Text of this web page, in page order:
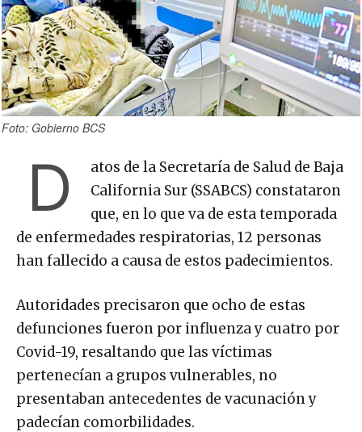
Foto: Gobierno BCS
D
atos de la Secretaría de Salud de Baja
California Sur (SSABCS) constataron
que, en lo que va de esta temporada
de enfermedades respiratorias, 12 personas
han fallecido a causa de estos padecimientos.
Autoridades precisaron que ocho de estas
defunciones fueron por influenza y cuatro por
Covid-19, resaltando que las víctimas
pertenecían a grupos vulnerables, no
presentaban antecedentes de vacunación y
padecían comorbilidades.